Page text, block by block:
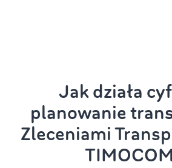
Jak działa
planowanie
Zleceniami